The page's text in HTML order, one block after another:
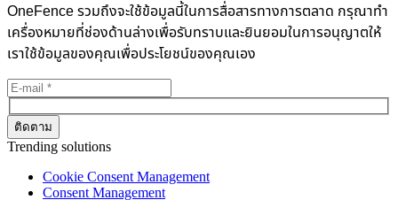
OneFence รวมถึงจะใช้ข้อมูลนี้ในการสื่อสารทางการตลาด กรุณาทำ
เครื่องหมายที่ช่องด้านล่างเพื่อรับทราบและยินยอมในการอนุญาตให้
เราใช้ข้อมูลของคุณเพื่อประโยชน์ของคุณเอง
Trending solutions
Cookie Consent Management
Consent Management